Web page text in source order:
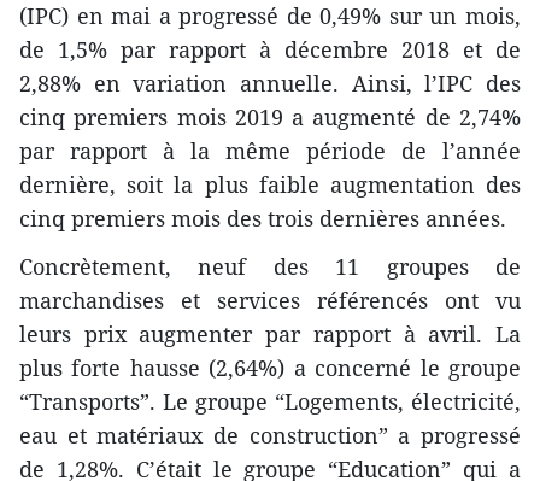
(IPC) en mai a progressé de 0,49% sur un mois,
de 1,5% par rapport à décembre 2018 et de
2,88% en variation annuelle. Ainsi, l’IPC des
cinq premiers mois 2019 a augmenté de 2,74%
par rapport à la même période de l’année
dernière, soit la plus faible augmentation des
cinq premiers mois des trois dernières années.
Concrètement, neuf des 11 groupes de
marchandises et services référencés ont vu
leurs prix augmenter par rapport à avril. La
plus forte hausse (2,64%) a concerné le groupe
“Transports”. Le groupe “Logements, électricité,
eau et matériaux de construction” a progressé
de 1,28%. C’était le groupe “Education” qui a